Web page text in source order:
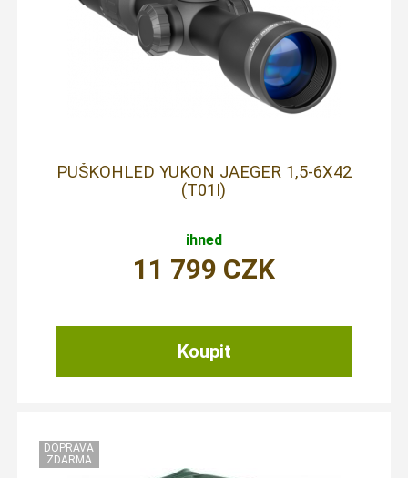
PUŠKOHLED YUKON JAEGER 1,5-6X42
(T01I)
ihned
11 799 CZK